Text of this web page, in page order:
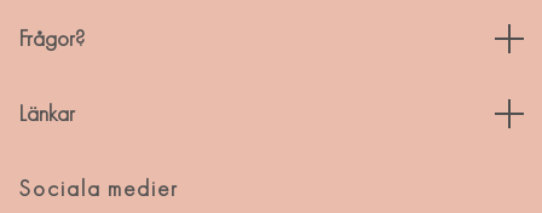
Frågor?
Länkar
Sociala medier